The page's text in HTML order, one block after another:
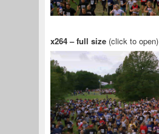
x264 – full size(click to open)